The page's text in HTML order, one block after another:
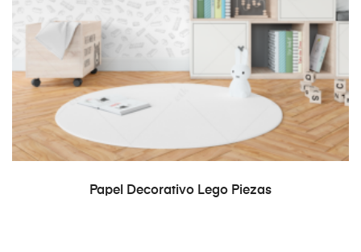
READ MORE
Papel Decorativo Lego Piezas